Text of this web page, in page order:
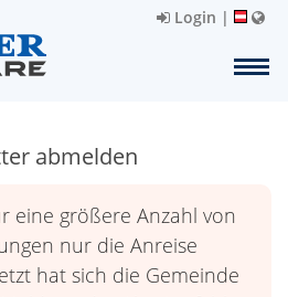
Login |
abmelden
eine größere Anzahl von
nur die Anreise
hat sich die Gemeinde